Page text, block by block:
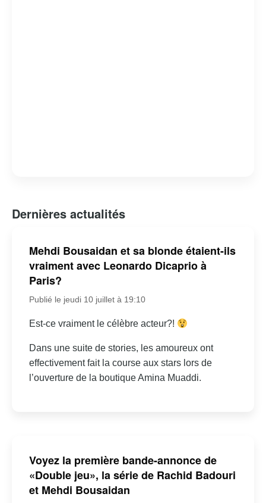
Dernières actualités
Mehdi Bousaidan et sa blonde étaient-ils
vraiment avec Leonardo Dicaprio à
Paris?
Publié le jeudi 10 juillet à 19:10
Est-ce vraiment le célèbre acteur?!
Dans une suite de stories, les amoureux ont
effectivement fait la course aux stars lors de
l’ouverture de la boutique Amina Muaddi.
Voyez la première bande-annonce de
«Double jeu», la série de Rachid Badouri
et Mehdi Bousaidan